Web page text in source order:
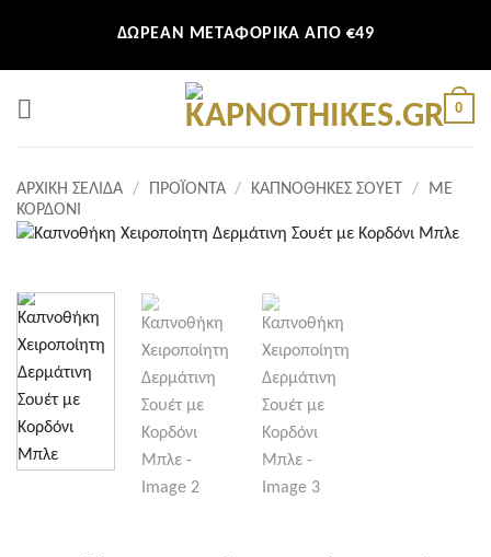
περιεχόμενο
ΔΩΡΕΑΝ ΜΕΤΑΦΟΡΙΚΑ ΑΠΟ €49
0
ΑΡΧΙΚΉ ΣΕΛΊΔΑ / ΠΡΟΪΌΝΤΑ / ΚΑΠΝΟΘΉΚΕΣ ΣΟΥΈΤ /
ΜΕ
ΚΟΡΔΌΝΙ